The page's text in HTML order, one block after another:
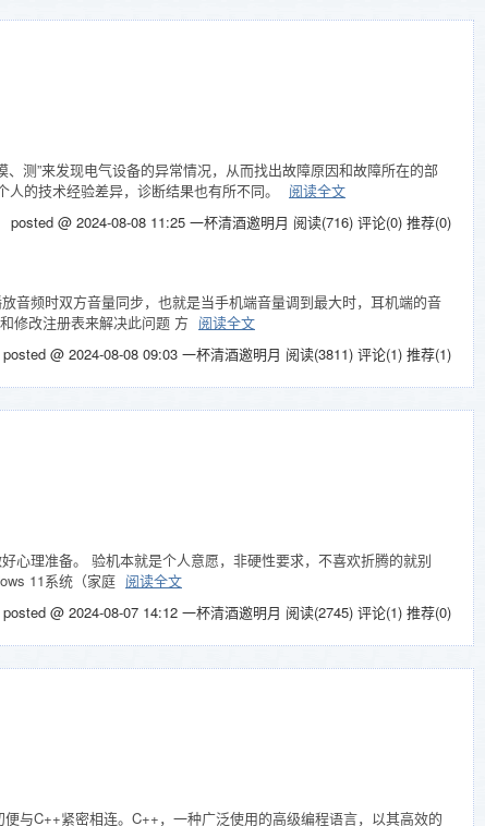
测”来发现电气设备的异常情况，从而找出故障原因和故障所在的部
的技术经验差异，诊断结果也有所不同。
阅读全文
posted @ 2024-08-08 11:25 一杯清酒邀明月 阅读(716) 评论(0) 推荐(0)
音频时双方音量同步，也就是当手机端音量调到最大时，耳机端的音
修改注册表来解决此问题 方 阅读全文
posted @ 2024-08-08 09:03 一杯清酒邀明月 阅读(3811) 评论(1) 推荐(1)
心理准备。 验机本就是个人意愿，非硬性要求，不喜欢折腾的就别
11系统（家庭 阅读全文
posted @ 2024-08-07 14:12 一杯清酒邀明月 阅读(2745) 评论(1) 推荐(0)
与C++紧密相连。C++，一种广泛使用的高级编程语言，以其高效的